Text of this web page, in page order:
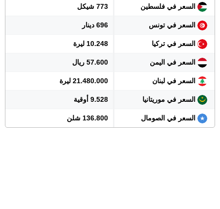
السعر في فلسطين 773 شيكل
السعر في تونس 696 دينار
السعر في تركيا 10.248 ليرة
السعر في اليمن 57.600 ريال
السعر في لبنان 21.480.000 ليرة
السعر في موريتانيا 9.528 أوقية
السعر في الصومال 136.800 شلن